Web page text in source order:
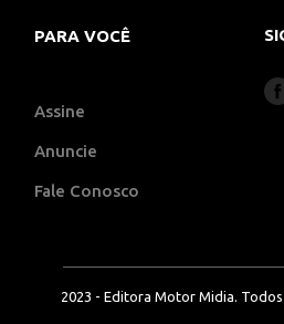
PARA VOCÊ
Assine
Anuncie
Fale Conosco
2023 - Editora Motor Midia.